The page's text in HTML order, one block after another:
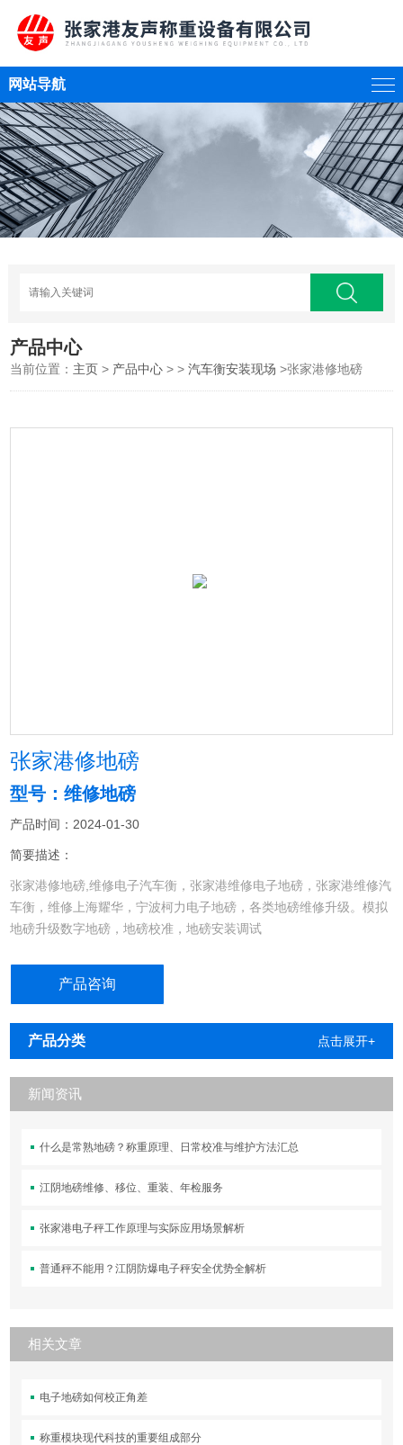
网站导航
产品中心
当前位置： 主页 > 产品中心 > >汽车衡安装现场 >张家港修地磅
张家港修地磅
型号：维修地磅
产品时间：2024-01-30
简要描述：
张家港修地磅,维修电子汽车衡，张家港维修电子地磅，张家港维修汽
车衡，维修上海耀华，宁波柯力电子地磅，各类地磅维修升级。模拟
地磅升级数字地磅，地磅校准，地磅安装调试
产品咨询
产品分类 点击展开+
新闻资讯
什么是常熟地磅？称重原理、日常校准与维护方法汇总
江阴地磅维修、移位、重装、年检服务
张家港电子秤工作原理与实际应用场景解析
普通秤不能用？江阴防爆电子秤安全优势全解析
相关文章
电子地磅如何校正角差
称重模块现代科技的重要组成部分